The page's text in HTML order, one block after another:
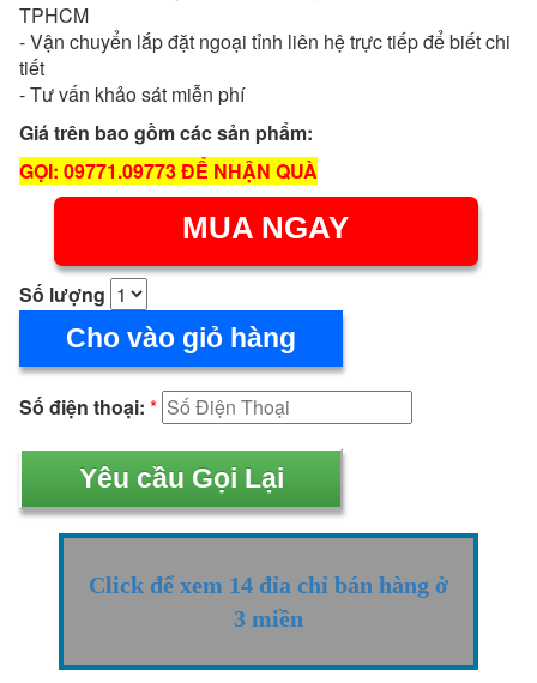
TPHCM
- Vận chuyển lắp đặt ngoại tỉnh liên hệ trực tiếp để biết chi
tiết
- Tư vấn khảo sát miễn phí
Giá trên bao gồm các sản phẩm:
GỌI: 09771.09773 ĐỂ NHẬN QUÀ
MUA NGAY
Số lượng
Cho vào giỏ hàng
Số điện thoại: *
Click để xem 14 đỉa chỉ bán hàng ở
3 miền